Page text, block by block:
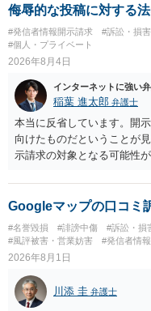
面での反論となれば、より
はXのため、APのIPアドレ
求は法律知識が不可欠です
方法を選択することが重要で
侮辱的な投稿に対する
#発信者情報開示請求 #訴訟・損
#個人・プライベート
2026年8月4日
インターネットに強い
稲葉 進太郎 弁護士
本当に反省しています。開
向けたものだということが
示請求の対象となる可能性
と存じます。発信者情報開
者のところに、意見照会が
は、アカウントの登録メー
場合賠償金はいくらでしょ
から１００万単位まで様々
Googleマップの口コミ
#名誉毀損 #誹謗中傷 #訴訟・損
#風評被害・営業妨害
#発信者情
2026年8月1日
川添 圭 弁護士